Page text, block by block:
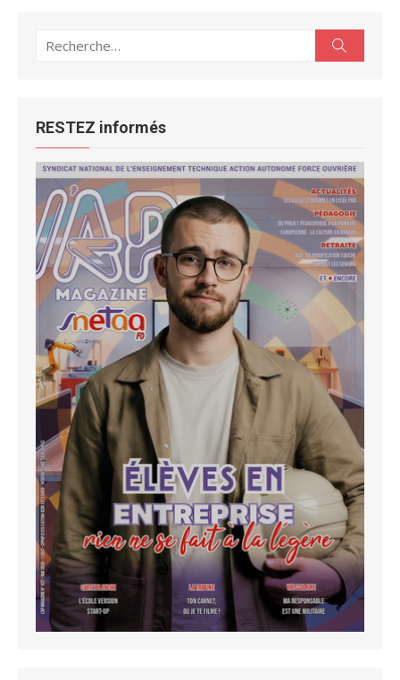
Recherche
RESTEZ informés